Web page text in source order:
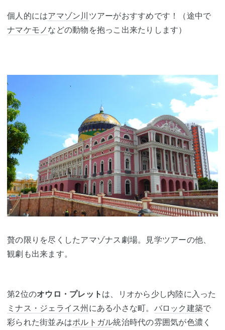
個人的にはアマゾン川 ツアーがおすすめです！（途中で
ナマケモノ などの動物を抱っこ出来たりします）
贅の限りを尽くしたアマゾナス劇場。見学ツアーの他、
観劇も出来ます。
第2位のオウロ・プレット は、リオから少し内陸に入った
ミナス・ジェライス州 にある小さな町。 バロック建築で
彩られた街並みはポルトガル統治時代の雰囲気が色濃く